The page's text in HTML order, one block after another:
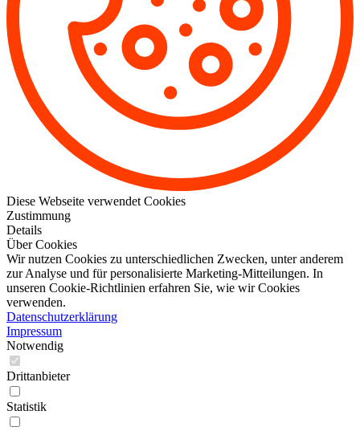
Diese Webseite verwendet Cookies
Zustimmung
Details
Über Cookies
Wir nutzen Cookies zu unterschiedlichen Zwecken, unter anderem
zur Analyse und für personalisierte Marketing-Mitteilungen. In
unseren Cookie-Richtlinien erfahren Sie, wie wir Cookies
verwenden.
Datenschutzerklärung
Impressum
Notwendig
Drittanbieter
Statistik